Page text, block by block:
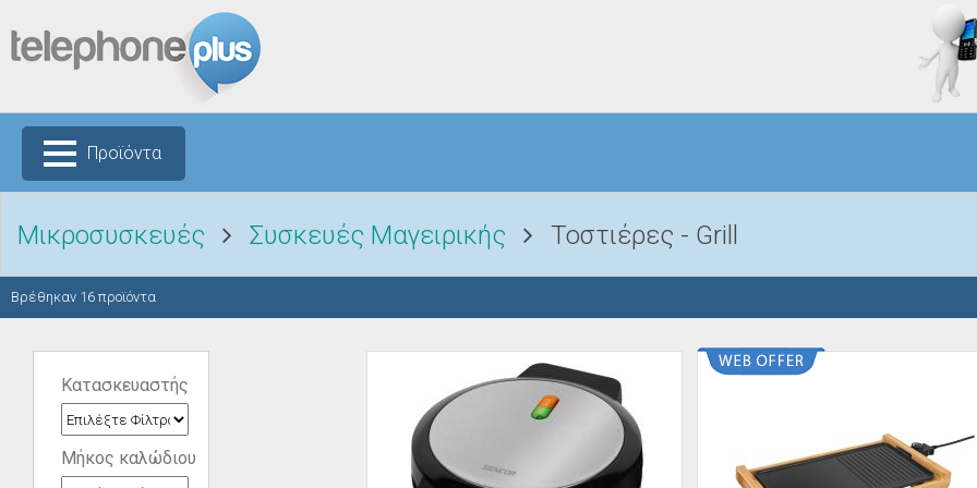
Προϊόντα
Μικροσυσκευές Συσκευές Μαγειρικής Τοστιέρες - Grill
Βρέθηκαν 16 προϊόντα
Κατασκευαστής
Μήκος καλώδιου